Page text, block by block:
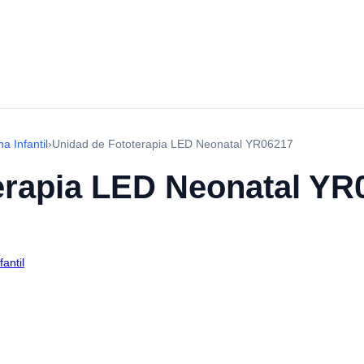
Infantil›Unidad de Fototerapia LED Neonatal YR06217
LED Neonatal